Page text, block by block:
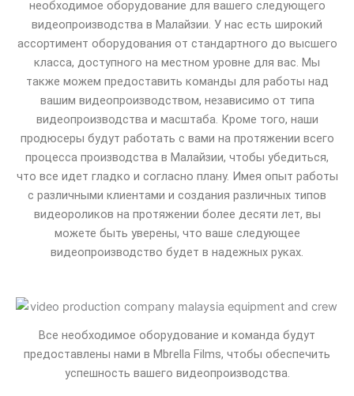
необходимое оборудование для вашего следующего
видеопроизводства в Малайзии. У нас есть широкий
ассортимент оборудования от стандартного до высшего
класса, доступного на местном уровне для вас. Мы
также можем предоставить команды для работы над
вашим видеопроизводством, независимо от типа
видеопроизводства и масштаба. Кроме того, наши
продюсеры будут работать с вами на протяжении всего
процесса производства в Малайзии, чтобы убедиться,
что все идет гладко и согласно плану. Имея опыт работы
с различными клиентами и создания различных типов
видеороликов на протяжении более десяти лет, вы
можете быть уверены, что ваше следующее
видеопроизводство будет в надежных руках.
Все необходимое оборудование и команда будут
предоставлены нами в Mbrella Films, чтобы обеспечить
успешность вашего видеопроизводства.